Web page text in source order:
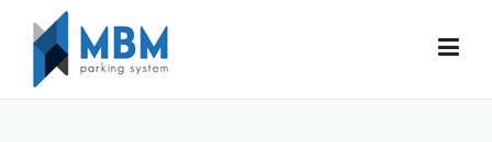
Skip to content